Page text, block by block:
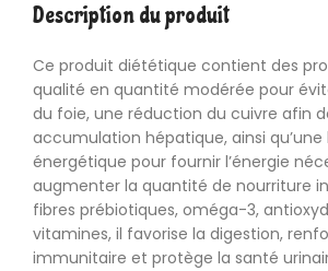
Description du produit
Ce produit diététique contient des
qualité en quantité modérée pour
du foie, une réduction du cuivre afin
accumulation hépatique, ainsi
énergétique pour fournir l’énergie
augmenter la quantité de nourriture
fibres prébiotiques, oméga-3,
vitamines, il favorise la digestion,
immunitaire et protège la santé